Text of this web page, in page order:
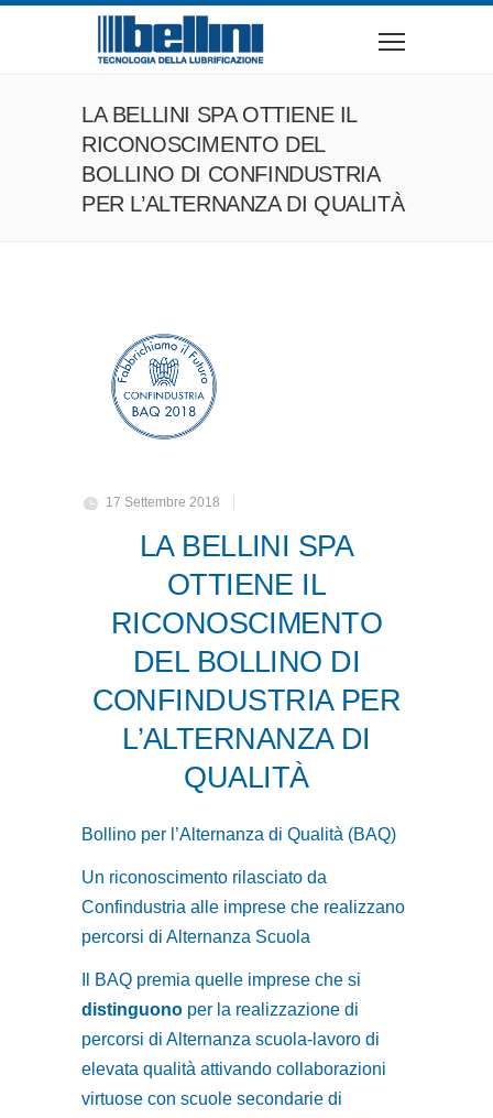
LA BELLINI SPA OTTIENE IL
RICONOSCIMENTO DEL
BOLLINO DI CONFINDUSTRIA
PER L’ALTERNANZA DI QUALITÀ
17 Settembre 2018
LA BELLINI SPA
OTTIENE IL
RICONOSCIMENTO
DEL BOLLINO DI
CONFINDUSTRIA PER
L’ALTERNANZA DI
QUALITÀ
Bollino per l’Alternanza di Qualità (BAQ)
Un riconoscimento rilasciato da
Confindustria alle imprese che realizzano
percorsi di Alternanza Scuola
Il BAQ premia quelle imprese che si
distinguono per la realizzazione di
percorsi di Alternanza scuola-lavoro di
elevata qualità attivando collaborazioni
virtuose con scuole secondarie di